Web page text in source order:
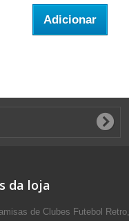
Adicionar
da loja
de Clubes Futebol